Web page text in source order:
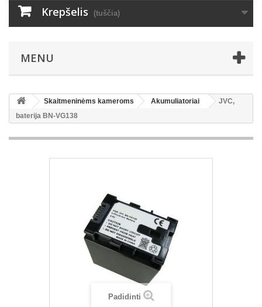
Krepšelis (tuščia)
MENU
Skaitmeninėms kameroms Akumuliatoriai
JVC,
baterija BN-VG138
Padidinti